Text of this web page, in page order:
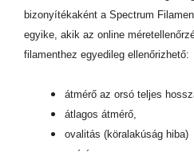
bizonyítékaként a Spectrum
egyike, akik az online
filamenthez egyedileg ellenőrizhető:
átmérő az orsó teljes
átlagos átmérő,
ovalitás (köralakúság hiba)